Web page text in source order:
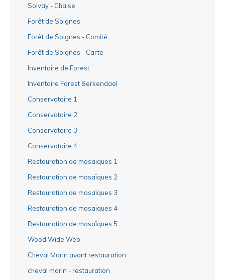
Solvay - Chaise
Forêt de Soignes
Forêt de Soignes - Comité
Forêt de Soignes - Carte
Inventaire de Forest
Inventaire Forest Berkendael
Conservatoire 1
Conservatoire 2
Conservatoire 3
Conservatoire 4
Restauration de mosaïques 1
Restauration de mosaïques 2
Restauration de mosaïques 3
Restauration de mosaïques 4
Restauration de mosaïques 5
Wood Wide Web
Cheval Marin avant restauration
cheval marin - restauration